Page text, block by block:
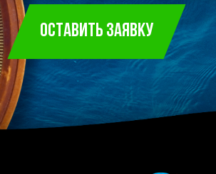
ОСТАВИТЬ ЗАЯВКУ